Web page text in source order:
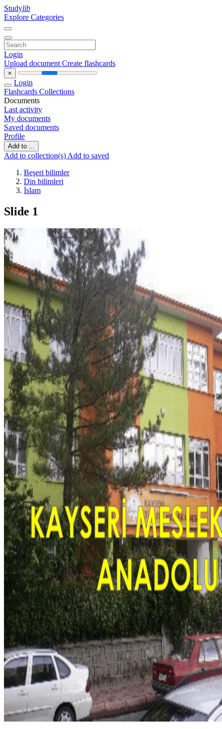
Studylib
Explore Categories
Login
Upload document Create flashcards
×
Login
Flashcards Collections
Documents
Last activity
My documents
Saved documents
Profile
Add to ...
Add to collection(s) Add to saved
Beşeri bilimler
Din bilimleri
İslam
Slide 1